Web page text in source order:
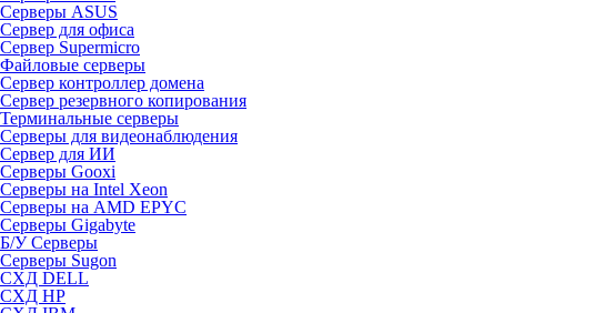
Серверы ASUS
Сервер для офиса
Сервер Supermicro
Файловые серверы
Сервер контроллер домена
Сервер резервного копирования
Терминальные серверы
Серверы для видеонаблюдения
Сервер для ИИ
Серверы Gooxi
Серверы на Intel Xeon
Серверы на AMD EPYC
Серверы Gigabyte
Б/У Серверы
Серверы Sugon
СХД DELL
СХД HP